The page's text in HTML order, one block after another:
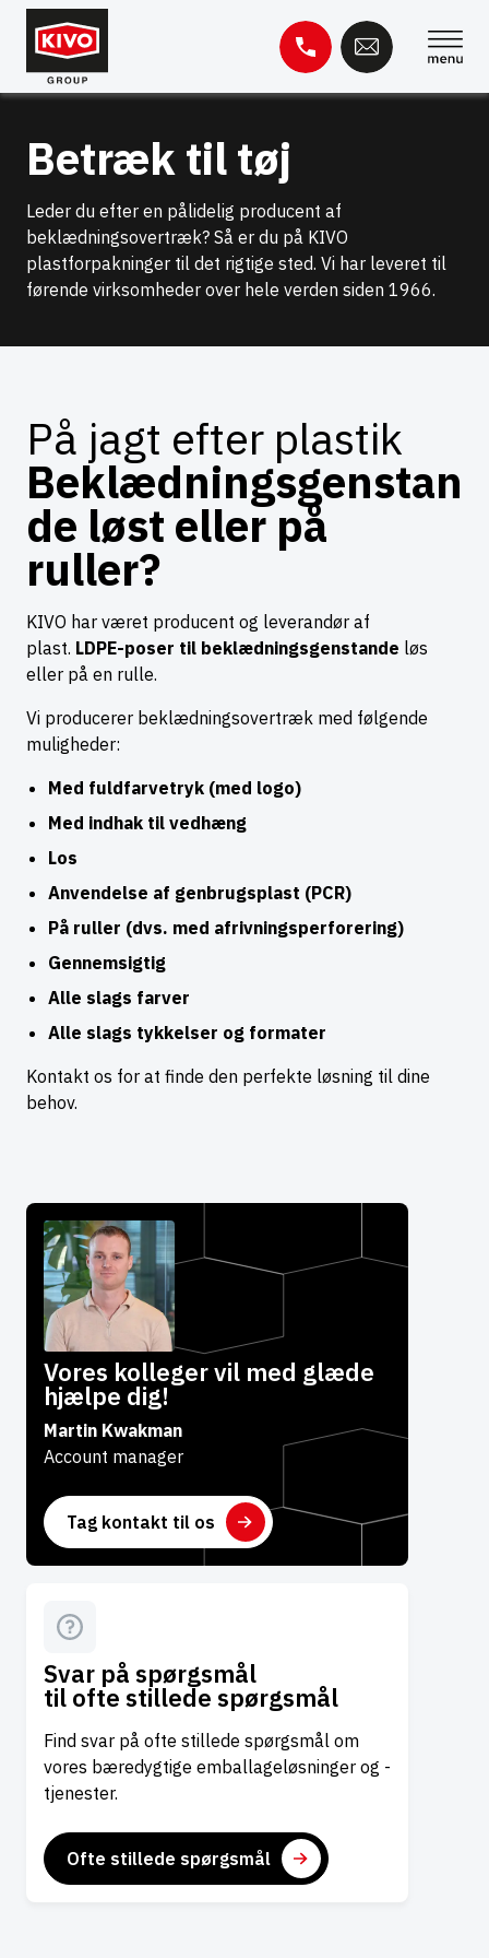
Spring
efter:
Videnbase Kontakt
Betræk til tøj
Leder du efter en pålidelig producent af
beklædningsovertræk? Så er du på KIVO
plastforpakninger til det rigtige sted. Vi har leveret til
førende virksomheder over hele verden siden 1966.
På jagt efter plastik
Beklædningsgenstan
de løst eller på
ruller?
KIVO har været producent og leverandør af
plast. LDPE-poser til beklædningsgenstande løs
eller på en rulle.
Vi producerer beklædningsovertræk med følgende
muligheder:
Med fuldfarvetryk (med logo)
Med indhak til vedhæng
Los
Anvendelse af genbrugsplast (PCR)
På ruller (dvs. med afrivningsperforering)
Gennemsigtig
Alle slags farver
Alle slags tykkelser og formater
Kontakt os for at finde den perfekte løsning til dine
behov.
Vores kolleger vil med glæde
hjælpe dig!
Martin Kwakman
Account manager
Tag kontakt til os
Svar på spørgsmål
til ofte stillede spørgsmål
Find svar på ofte stillede spørgsmål om
vores bæredygtige emballageløsninger og -
tjenester.
Ofte stillede spørgsmål